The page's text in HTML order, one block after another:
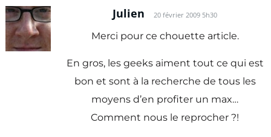
Julien 20 février 2009 5h30
Merci pour ce chouette article.
En gros, les geeks aiment tout ce qui est
bon et sont à la recherche de tous les
moyens d’en profiter un max…
Comment nous le reprocher ?!